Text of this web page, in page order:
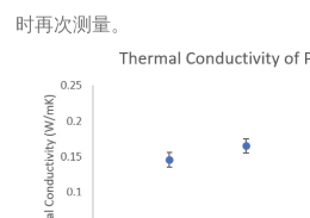
时再次测量。